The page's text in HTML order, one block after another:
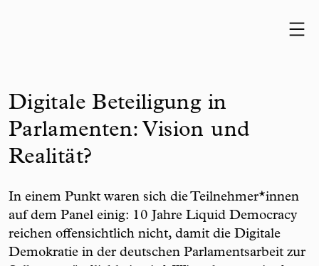
Skip to content
Digitale Beteiligung in
Parlamenten: Vision und
Realität?
In einem Punkt waren sich die Teilnehmer*innen
auf dem Panel einig: 10 Jahre Liquid Democracy
reichen offensichtlich nicht, damit die Digitale
Demokratie in der deutschen Parlamentsarbeit zur